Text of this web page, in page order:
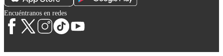
Encuéntranos en redes